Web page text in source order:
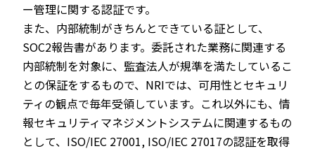
ー管理に関する認証です。
また、内部統制がきちんとできている証として、
SOC2報告書があります。委託された業務に関連する
内部統制を対象に、監査法人が規準を満たしているこ
との保証をするもので、NRIでは、可用性とセキュリ
ティの観点で毎年受領しています。これ以外にも、情
報セキュリティマネジメントシステムに関連するもの
として、ISO/IEC 27001, ISO/IEC 27017の認証を取得